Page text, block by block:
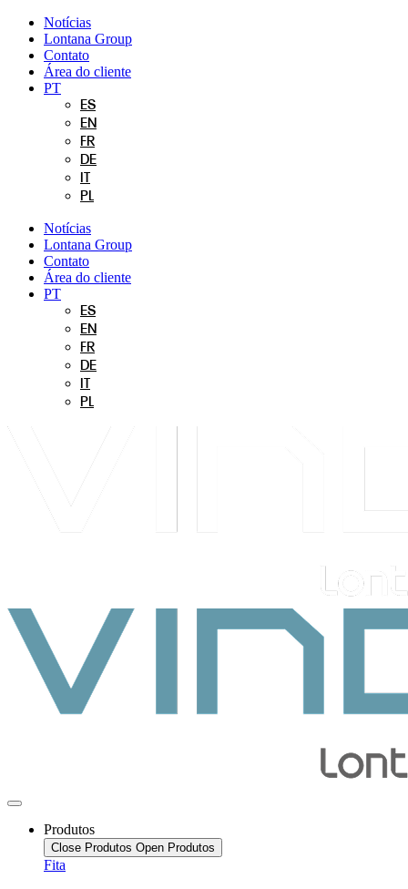
Pular
para
conteúdo
Notícias
Lontana Group
Contato
Área do cliente
PT
ES
EN
FR
DE
PL
Notícias
Lontana Group
Contato
Área do cliente
PT
ES
EN
FR
DE
PL
Produtos
Close Produtos Open Produtos
Fita